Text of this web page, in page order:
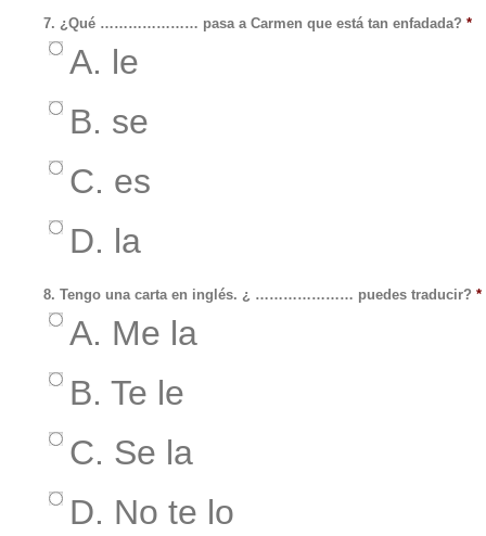
7. ¿Qué ………………… pasa a Carmen que está tan enfadada? *
A. le
B. se
C. es
D. la
8. Tengo una carta en inglés. ¿ ………………… puedes traducir? *
A. Me la
B. Te le
C. Se la
D. No te lo